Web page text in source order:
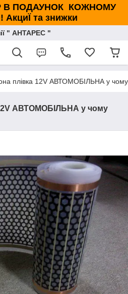
В ПОДАУНОК КОЖНОМУ
та знижки
" АНТАРЕС "
плівка 12V АВТОМОБІЛЬНА у чому
АВТОМОБІЛЬНА у чому